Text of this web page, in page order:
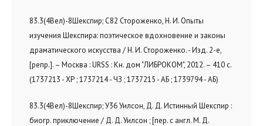
83.3(4Вел)-8Шекспир; С82 Стороженко, Н. И. Опыты
изучения Шекспира: поэтическое вдохновение и законы
драматического искусства / Н. И. Стороженко. - Изд. 2-е,
[репр.]. – Москва : URSS : Кн. дом "ЛИБРОКОМ", 2012. – 410 с.
(1737213 - ХР ; 1737214 - ЧЗ ; 1737215 - АБ ; 1739794 - АБ)
83.3(4Вел)-8Шекспир; У36 Уилсон, Д. Д. Истинный Шекспир :
биогр. приключение / Д. Д. Уилсон ; [пер. с англ. М. Д.